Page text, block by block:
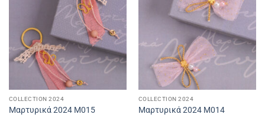
COLLECTION 2024
Μαρτυρικά 2024 M015
COLLECTION 2024
Μαρτυρικά 2024 M014